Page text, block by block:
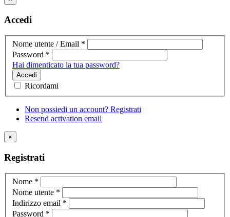
Accedi
Nome utente / Email *
Password *
Hai dimenticato la tua password?
Accedi
Ricordami
Non possiedi un account? Registrati
Resend activation email
×
Registrati
Nome *
Nome utente *
Indirizzo email *
Password *